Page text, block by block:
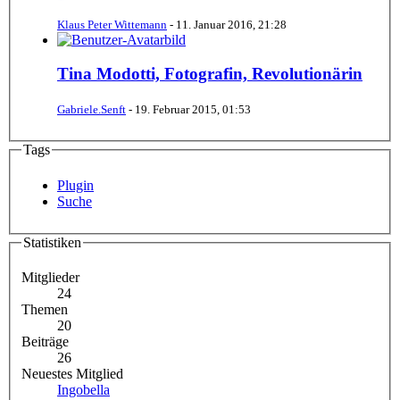
Klaus Peter Wittemann - 11. Januar 2016, 21:28
Tina Modotti, Fotografin, Revolutionärin
Gabriele.Senft - 19. Februar 2015, 01:53
Tags
Plugin
Suche
Statistiken
Mitglieder
24
Themen
20
Beiträge
26
Neuestes Mitglied
Ingobella